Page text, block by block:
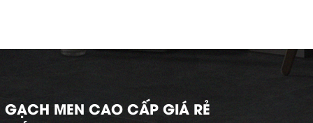
GẠCH MEN CAO CẤP GIÁ RẺ